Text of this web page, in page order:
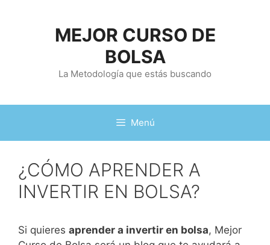
MEJOR CURSO DE
BOLSA
La Metodología que estás buscando
Menú
¿CÓMO APRENDER A
INVERTIR EN BOLSA?
Si quieres aprender a invertir en bolsa, Mejor